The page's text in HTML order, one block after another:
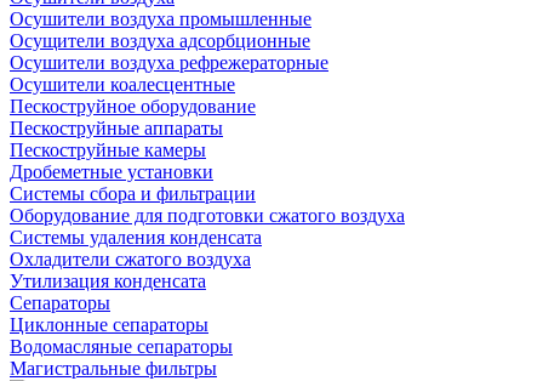
Осушители воздуха промышленные
Осущители воздуха адсорбционные
Осушители воздуха рефрежераторные
Осушители коалесцентные
Пескоструйное оборудование
Пескоструйные аппараты
Пескоструйные камеры
Дробеметные установки
Системы сбора и фильтрации
Оборудование для подготовки сжатого воздуха
Системы удаления конденсата
Охладители сжатого воздуха
Утилизация конденсата
Сепараторы
Циклонные сепараторы
Водомасляные сепараторы
Магистральные фильтры